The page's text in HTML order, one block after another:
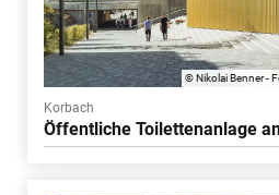
© Nikolai Benner -
Korbach
Öffentliche Toilettenanlage